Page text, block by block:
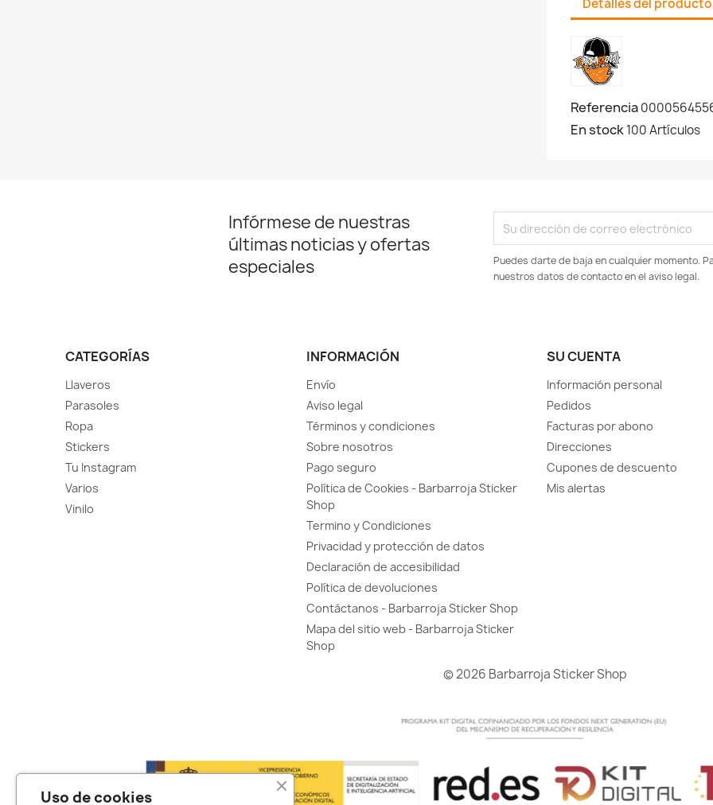
Referencia
En stock100 Artículos
Infórmese de nuestras
últimas noticias y ofertas
especiales
Puedes darte de baja en cualquier momento.
nuestros datos de contacto en el aviso legal.
CATEGORÍAS
Llaveros
Parasoles
Ropa
Stickers
Tu Instagram
Varios
Vinilo
INFORMACIÓN
Envío
Aviso legal
Términos y condiciones
Sobre nosotros
Pago seguro
Política de Cookies - Barbarroja Sticker
Shop
Termino y Condiciones
Privacidad y protección de datos
Declaración de accesibilidad
Política de devoluciones
Contáctanos - Barbarroja Sticker Shop
Mapa del sitio web - Barbarroja Sticker
Shop
SU CUENTA
Información personal
Pedidos
Facturas por abono
Direcciones
Cupones de descuento
Mis alertas
© 2026 Barbarroja Sticker Shop
Uso de cookies